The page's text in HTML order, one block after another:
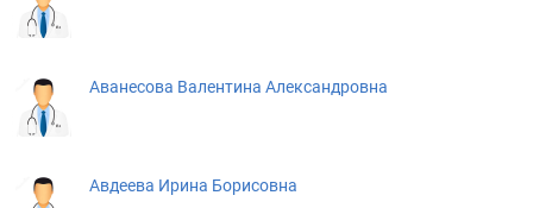
Аванесова Валентина Александровна
Авдеева Ирина Борисовна